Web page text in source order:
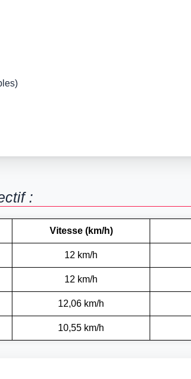
:
Vitesse (km/h)
12 km/h
12 km/h
12,06 km/h
10,55 km/h